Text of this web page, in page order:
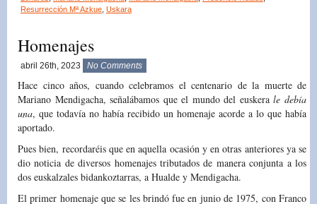
Resurrección Mª Azkue Uskara
Homenajes
abril 26th, 2023 No Comments
Hace cinco años, cuando celebramos el centenario de la muerte de
Mariano Mendigacha, señalábamos que el mundo del euskerale debía
una, que todavía no había recibido un homenaje acorde a lo que había
aportado.
Pues bien, recordaréis que en aquella ocasión y en otras anteriores ya se
dio noticia de diversos homenajes tributados de manera conjunta a los
dos euskalzales bidankoztarras, a Hualde y Mendigacha.
El primer homenaje que se les brindó fue en junio de 1975, con Franco